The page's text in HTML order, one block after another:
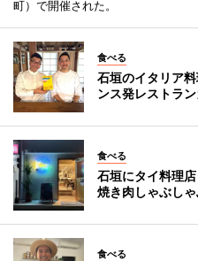
町）で開催された。
食べる
石垣のイタリア
ンス発レストラ
食べる
石垣にタイ料理
焼き肉しゃぶし
食べる